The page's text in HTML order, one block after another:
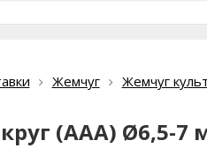
Жемчуг Жемчуг
(ААА) Ø6,5-7